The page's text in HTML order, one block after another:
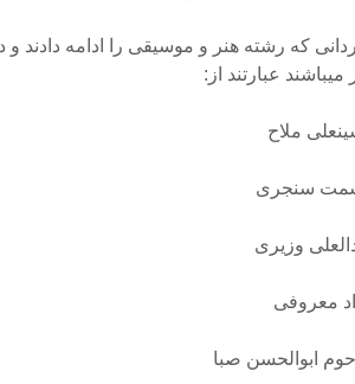
که رشته هنر و موسیقی را ادامه دادند
میباشند عبارتند از: